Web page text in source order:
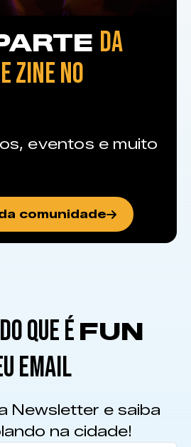
DA
ZINE NO
eventos e muito
comunidade
QUE É FUN
EMAIL
Newsletter e saiba
na cidade!